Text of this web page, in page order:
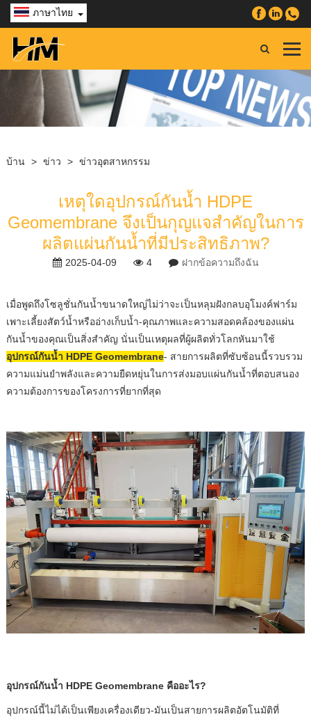
ภาษาไทย
บ้าน > ข่าว > ข่าวอุตสาหกรรม
เหตุใดอุปกรณ์กันน้ำ HDPE
Geomembrane จึงเป็นกุญแจสำคัญในการ
ผลิตแผ่นกันน้ำที่มีประสิทธิภาพ?
2025-04-09 4 ฝากข้อความถึงฉัน
เมื่อพูดถึงโซลูชั่นกันน้ำขนาดใหญ่ไม่ว่าจะเป็นหลุมฝังกลบอุโมงค์ฟาร์ม
เพาะเลี้ยงสัตว์น้ำหรืออ่างเก็บน้ำ-คุณภาพและความสอดคล้องของแผ่น
กันน้ำของคุณเป็นสิ่งสำคัญ นั่นเป็นเหตุผลที่ผู้ผลิตทั่วโลกหันมาใช้
อุปกรณ์กันน้ำ HDPE Geomembrane- สายการผลิตที่ซับซ้อนนี้รวบรวม
ความแม่นยำพลังและความยืดหยุ่นในการส่งมอบแผ่นกันน้ำที่ตอบสนอง
ความต้องการของโครงการที่ยากที่สุด
อุปกรณ์กันน้ำ HDPE Geomembrane คืออะไร?
อุปกรณ์นี้ไม่ได้เป็นเพียงเครื่องเดียว-มันเป็นสายการผลิตอัตโนมัติที่